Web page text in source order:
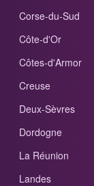
Corse-du-Sud
Côte-d'Or
Côtes-d'Armor
Creuse
Deux-Sèvres
Dordogne
La Réunion
Landes